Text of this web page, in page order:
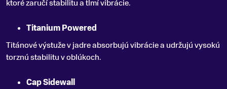
ktoré zaručí stabilitu a tlmí vibrácie.
Titanium Powered
Titánové výstuže v jadre absorbujú vibrácie a udržujú vysokú
torznú stabilitu v oblúkoch.
Cap Sidewall